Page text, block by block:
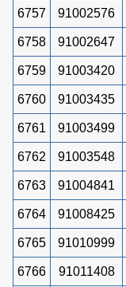
6757 91002576
6758 91002647
6759 91003420
6760 91003435
6761 91003499
6762 91003548
6763 91004841
6764 91008425
6765 91010999
6766 91011408